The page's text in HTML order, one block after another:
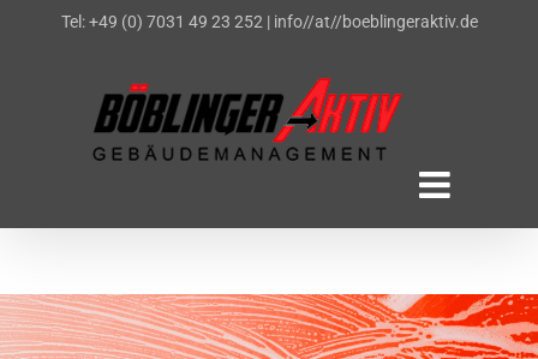
Tel: +49 (0) 7031 49 23 252| info//at//boeblingeraktiv.de